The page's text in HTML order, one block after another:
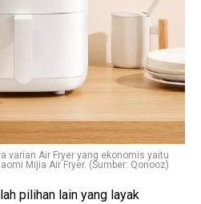
varian Air Fryer yang ekonomis yaitu
Mijia Air Fryer. (Sumber: Qonooz)
pilihan lain yang layak